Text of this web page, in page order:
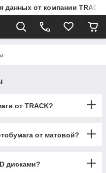
от компании TRACK
от TRACK?
от матовой?
дисками?